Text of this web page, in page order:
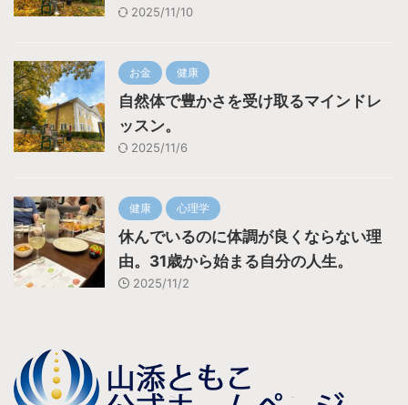
2025/11/10
お金 健康
自然体で豊かさを受け取るマインドレ
ッスン。
2025/11/6
健康 心理学
休んでいるのに体調が良くならない理
由。31歳から始まる自分の人生。
2025/11/2